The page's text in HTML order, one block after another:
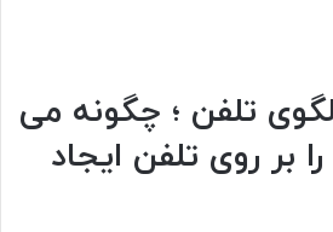
تلفن ؛ چگونه می
توان الگوی IC را بر روی تلفن ایجاد